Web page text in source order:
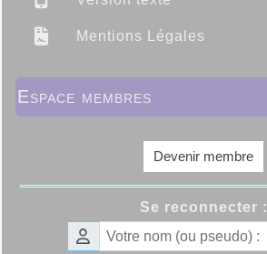
Mentions Légales
Espace membres
Devenir membre
Se reconnecter :